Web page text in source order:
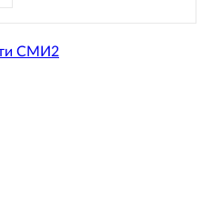
СМИ2